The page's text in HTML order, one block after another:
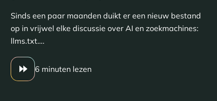
Sinds een paar maanden duikt er een nieuw bestand
op in vrijwel elke discussie over AI en zoekmachines:
llms.txt….
6 minuten lezen